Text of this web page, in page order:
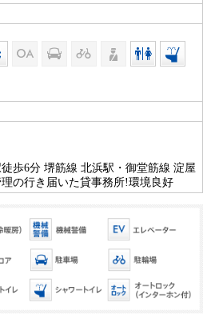
歩6分 堺筋線 北浜駅・御堂筋線 淀屋
の行き届いた貸事務所!環境良好